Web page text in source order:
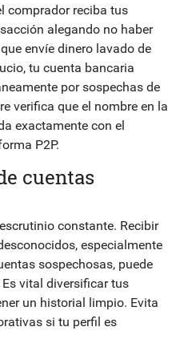
comprador reciba tus
alegando no haber
envíe dinero lavado de
tu cuenta bancaria
por sospechas de
verifica que el nombre en la
exactamente con el
P2P.
cuentas
constante. Recibir
especialmente
sospechosas, puede
vital diversificar tus
un historial limpio. Evita
si tu perfil es